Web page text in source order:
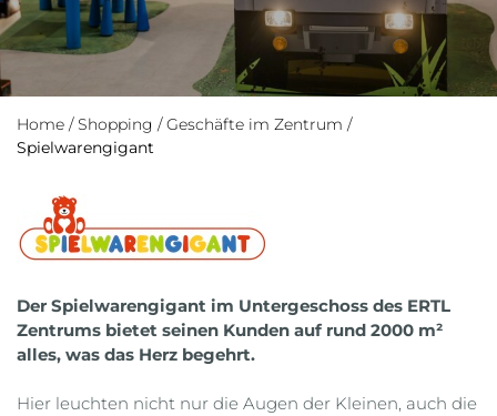
Home / Shopping / Geschäfte im Zentrum /
Spielwarengigant
Der Spielwarengigant im Untergeschoss des ERTL
Zentrums bietet seinen Kunden auf rund 2000 m²
alles, was das Herz begehrt.
Hier leuchten nicht nur die Augen der Kleinen, auch die